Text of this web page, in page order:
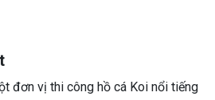
đơn vị thi công hồ cá Koi nổi tiếng